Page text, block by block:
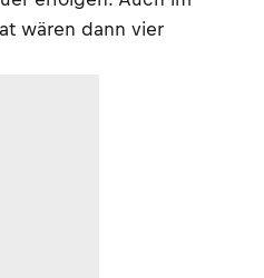
wären dann vier